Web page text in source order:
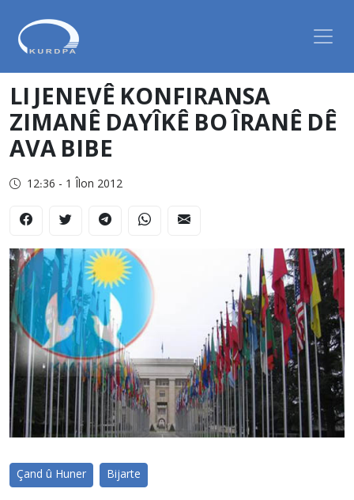
LI JENEVÊ KONFIRANSA
ZIMANÊ DAYÎKÊ BO ÎRANÊ DÊ
AVA BIBE
12:36 - 1 Îlon 2012
Çand û Huner Bijarte